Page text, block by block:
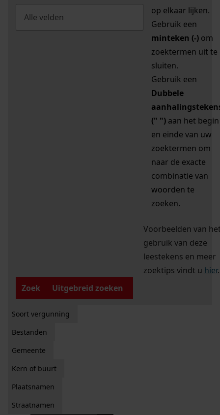
op elkaar lijken.
Gebruik een
minteken (-) om
zoektermen uit te
sluiten.
Gebruik een
Dubbele
(" ") aan het begin
en einde van uw
zoektermen om
naar de exacte
combinatie van
woorden te
zoeken.
Voorbeelden van
gebruik van deze
leestekens en meer
zoektips vindt u hier.
Zoek
Uitgebreid zoeken
Soort vergunning
Bestanden
Gemeente
Kern of buurt
Plaatsnamen
Straatnamen